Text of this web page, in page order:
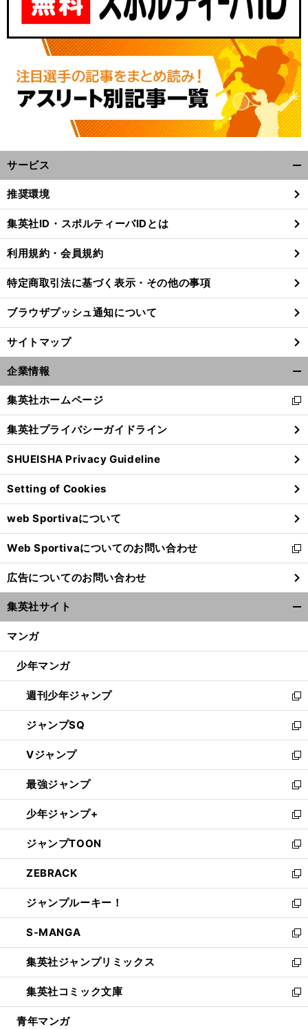
・
サービス
閉
る
推奨環境
集英社ID・スポルティーバIDとは
利用規約・会員規約
特定商取引法に基づく表示・その他の事項
ブラウザプッシュ通知について
サイトマップ
企業情報
閉
る
集英社ホームページ
新
し
い
ウ
ィ
ン
ド
ウ
で
開
く
集英社プライバシーガイドライン
SHUEISHA Privacy Guideline
Setting of Cookies
web Sportivaについて
Web Sportivaについてのお問い合わせ
新
し
い
ウ
ィ
ン
ウ
開
く
広告についてのお問い合わせ
集英社サイト
マンガ
少年マンガ
週刊少年ジャンプ
新
し
い
ウ
ィ
ン
ド
ウ
で
開
く
ジャンプSQ
新
し
い
ウ
ィ
ン
ド
ウ
で
開
く
Vジャンプ
新
し
い
ウ
ィ
ン
ド
ウ
で
開
く
最強ジャンプ
新
し
い
ウ
ィ
ン
ド
ウ
で
開
く
少年ジャンプ+
新
し
い
ウ
ィ
ン
ド
ウ
で
開
く
ジャンプTOON
新
し
い
ウ
ィ
ン
ド
ウ
で
開
く
ZEBRACK
新
し
い
ウ
ィ
ン
ド
ウ
で
開
ジャンプルーキー！
新
し
い
ウ
ィ
ン
ド
ウ
S-MANGA
新
し
い
ウ
ィ
ン
集英社ジャンプリミックス
新
し
い
ウ
集英社コミック文庫
新
し
青年マンガ